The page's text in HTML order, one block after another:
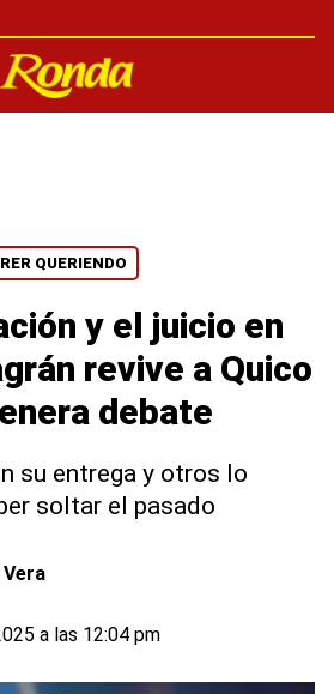
QUERIENDO
y el juicio en
revive a Quico
debate
su entrega y otros lo
soltar el pasado
a las 12:04 pm